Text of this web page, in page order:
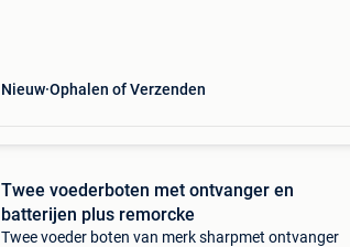
Nieuw Ophalen of Verzenden
Twee voederboten met ontvanger en
batterijen plus remorcke
Twee voeder boten van merk sharpmet ontvanger